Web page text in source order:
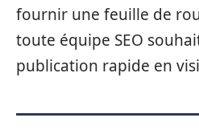
fournir une feuille de
toute équipe SEO
publication rapide en